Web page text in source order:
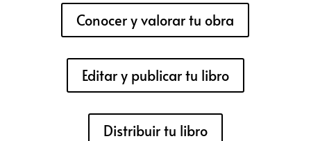
Conocer y valorar tu obra
Editar y publicar tu libro
Distribuir tu libro